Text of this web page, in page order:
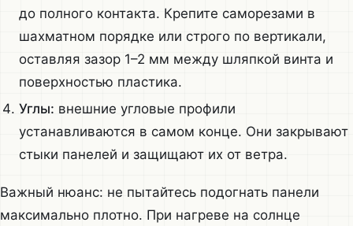
до полного контакта. Крепите саморезами в
шахматном порядке или строго по вертикали,
оставляя зазор 1–2 мм между шляпкой винта и
поверхностью пластика.
Углы: внешние угловые профили
устанавливаются в самом конце. Они закрывают
стыки панелей и защищают их от ветра.
Важный нюанс: не пытайтесь подогнать панели
максимально плотно. При нагреве на солнце